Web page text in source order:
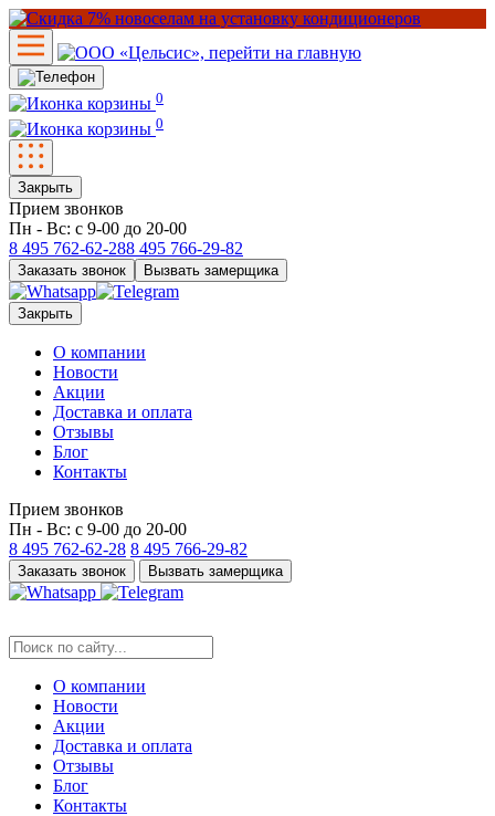
0
0
Закрыть
Прием звонков
Пн - Вс: с 9-00 до 20-00
8 495 762-62-288 495 766-29-82
Заказать звонок Вызвать замерщика
Закрыть
О компании
Новости
Акции
Доставка и оплата
Отзывы
Блог
Контакты
Прием звонков
Пн - Вс: с 9-00 до 20-00
8 495 762-62-28 8 495 766-29-82
Заказать звонок Вызвать замерщика
О компании
Новости
Акции
Доставка и оплата
Отзывы
Блог
Контакты